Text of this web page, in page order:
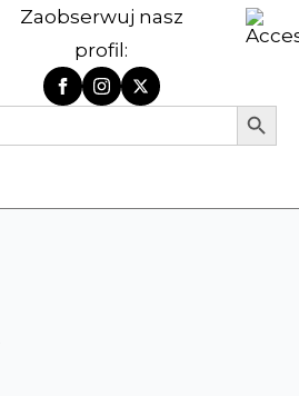
Zaobserwuj nasz
profil:
Search